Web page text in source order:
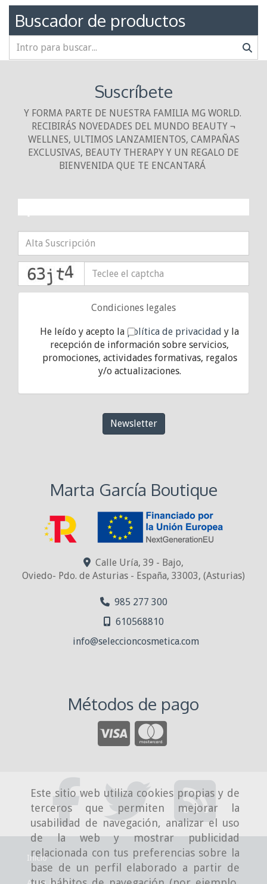
Este sitio web utiliza cookies propias y de
terceros que permiten mejorar la
usabilidad de navegación, analizar el uso
de la web y mostrar publicidad
relacionada con tus preferencias sobre la
base de un perfil elaborado a partir de
Buscador de productos
Suscríbete
Y FORMA PARTE DE NUESTRA FAMILIA MG WORLD.
RECIBIRÁS NOVEDADES DEL MUNDO BEAUTY ¬
WELLNES, ULTIMOS LANZAMIENTOS, CAMPAÑAS
EXCLUSIVAS, BEAUTY THERAPY Y UN REGALO DE
BIENVENIDA QUE TE ENCANTARÁ
Condiciones legales
He leído y acepto la política de privacidad y la
recepción de información sobre servicios,
promociones, actividades formativas, regalos
y/o actualizaciones.
Newsletter
Marta García Boutique
Calle Uría, 39 - Bajo,
Oviedo- Pdo. de Asturias - España, 33003, (Asturias)
985 277 300
610568810
info
seleccioncosmetica.com
Métodos de pago
Inicio